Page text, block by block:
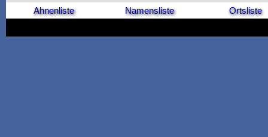
Ahnenliste Namensliste Ortsliste